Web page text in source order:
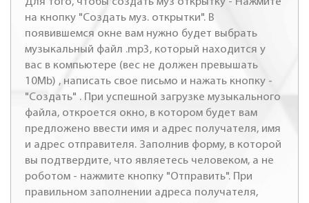
на кнопку "Создать муз. открытки". В
появившемся окне вам нужно будет выбрать
музыкальный файл .mp3, который находится у
вас в компьютере (вес не должен превышать
10Mb) , написать свое письмо и нажать кнопку -
"Создать" . При успешной загрузке музыкального
файла, откроется окно, в котором будет вам
предложено ввести имя и адрес получателя, имя
и адрес отправителя. Заполнив форму, в которой
вы подтвердите, что являетесь человеком, а не
роботом - нажмите кнопку "Отправить". При
правильном заполнении адреса получателя,